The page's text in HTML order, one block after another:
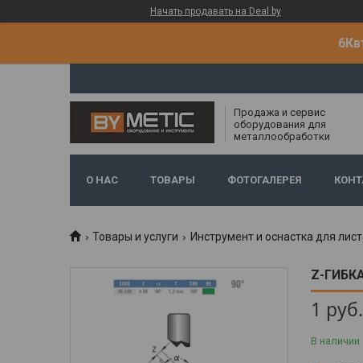
Начать продавать на Deal.by
Продажа и сервис
оборудования для
металлообработки
О НАС ТОВАРЫ ФОТОГАЛЕРЕЯ
Товары и услуги Инструмент и оснастка для
Z-
1 руб.
В наличии